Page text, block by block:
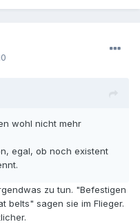
wohl nicht mehr
egal, ob noch existent
zu tun. "Befestigen
belts" sagen sie im Flieger.